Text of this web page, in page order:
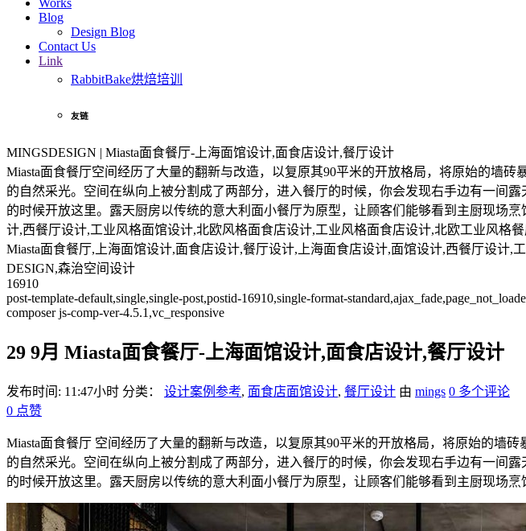
Works
Blog
Design Blog
Contact Us
Link
RabbitBake烘焙培训
友链
MINGSDESIGN | Miasta面食餐厅-上海面馆设计,面食店设计,餐厅设计
Miasta面食餐厅空间经历了大量的翻新与改造，以复原其90平米的开放格局，将原始的墙
的自然采光。空间在纵向上被分割成了两部分，进入餐厅的时候，你会发现右手边有一间
的时候开放这里。露天厨房以传统的意大利面小餐厅为原型，让顾客们能够看到主厨现场
计,西餐厅设计,工业风格面馆设计,北欧风格面食店设计,工业风格面食店设计,北欧工业风格
Miasta面食餐厅,上海面馆设计,面食店设计,餐厅设计,上海面食店设计,面馆设计,西餐厅设
DESIGN,森治空间设计
16910
post-template-default,single,single-post,postid-16910,single-format-
composer js-comp-ver-4.5.1,vc_responsive
29 9月 Miasta面食餐厅-上海面馆设计,面食店设计,餐厅设计
发布时间: 11:47小时 分类： 设计案例参考, 面食店面馆设计, 餐厅设计 由 mings 0 多个评论
0 点赞
Miasta面食餐厅 空间经历了大量的翻新与改造，以复原其90平米的开放格局，将原始的墙
的自然采光。空间在纵向上被分割成了两部分，进入餐厅的时候，你会发现右手边有一间
的时候开放这里。露天厨房以传统的意大利面小餐厅为原型，让顾客们能够看到主厨现场烹